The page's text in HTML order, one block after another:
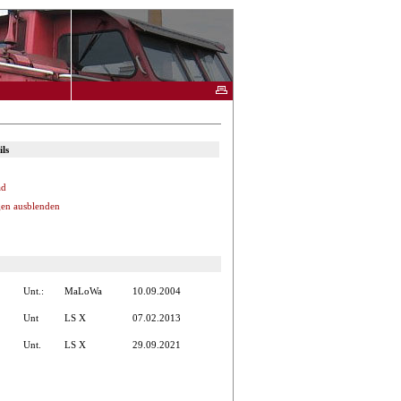
ausblenden
Unt.: MaLoWa 10.09.2004
Unt LS X 07.02.2013
Unt. LS X 29.09.2021